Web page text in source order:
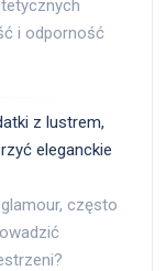
i odporność
z lustrem,
eleganckie
często